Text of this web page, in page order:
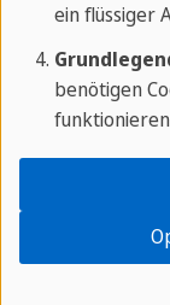
SC
ein flüssiger
benötigen